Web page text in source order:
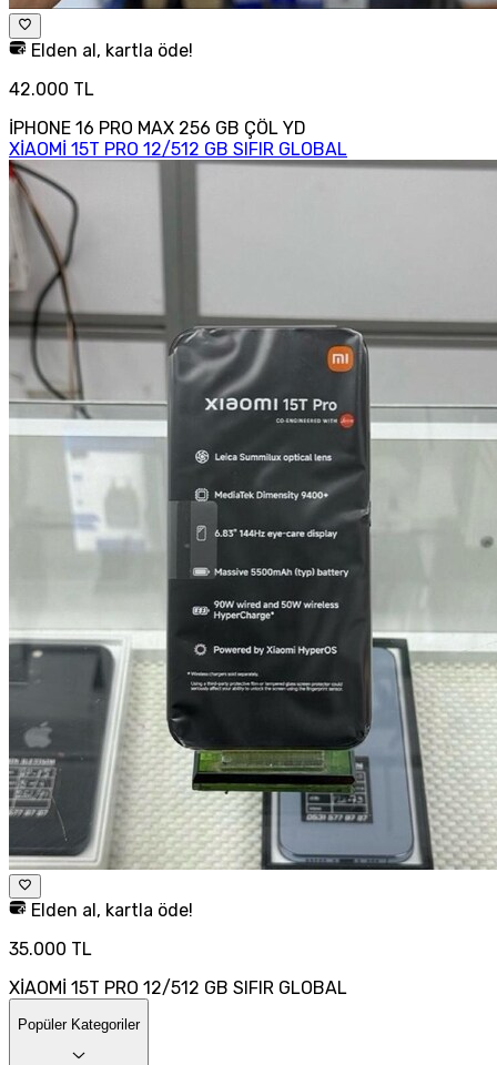
Elden al, kartla öde!
42.000 TL
İPHONE 16 PRO MAX 256 GB ÇÖL YD
XİAOMİ 15T PRO 12/512 GB SIFIR GLOBAL
Elden al, kartla öde!
35.000 TL
XİAOMİ 15T PRO 12/512 GB SIFIR GLOBAL
Popüler Kategoriler